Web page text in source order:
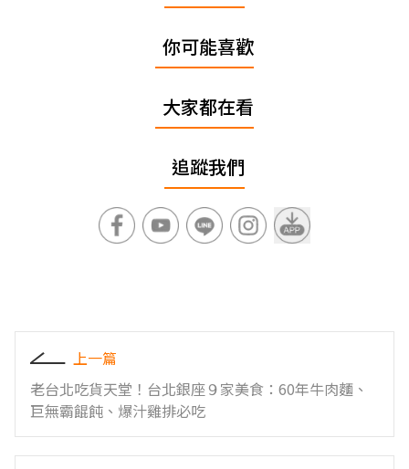
你可能喜歡
大家都在看
追蹤我們
上一篇
老台北吃貨天堂！台北銀座９家美食：60年牛肉麵、
巨無霸餛飩、爆汁雞排必吃